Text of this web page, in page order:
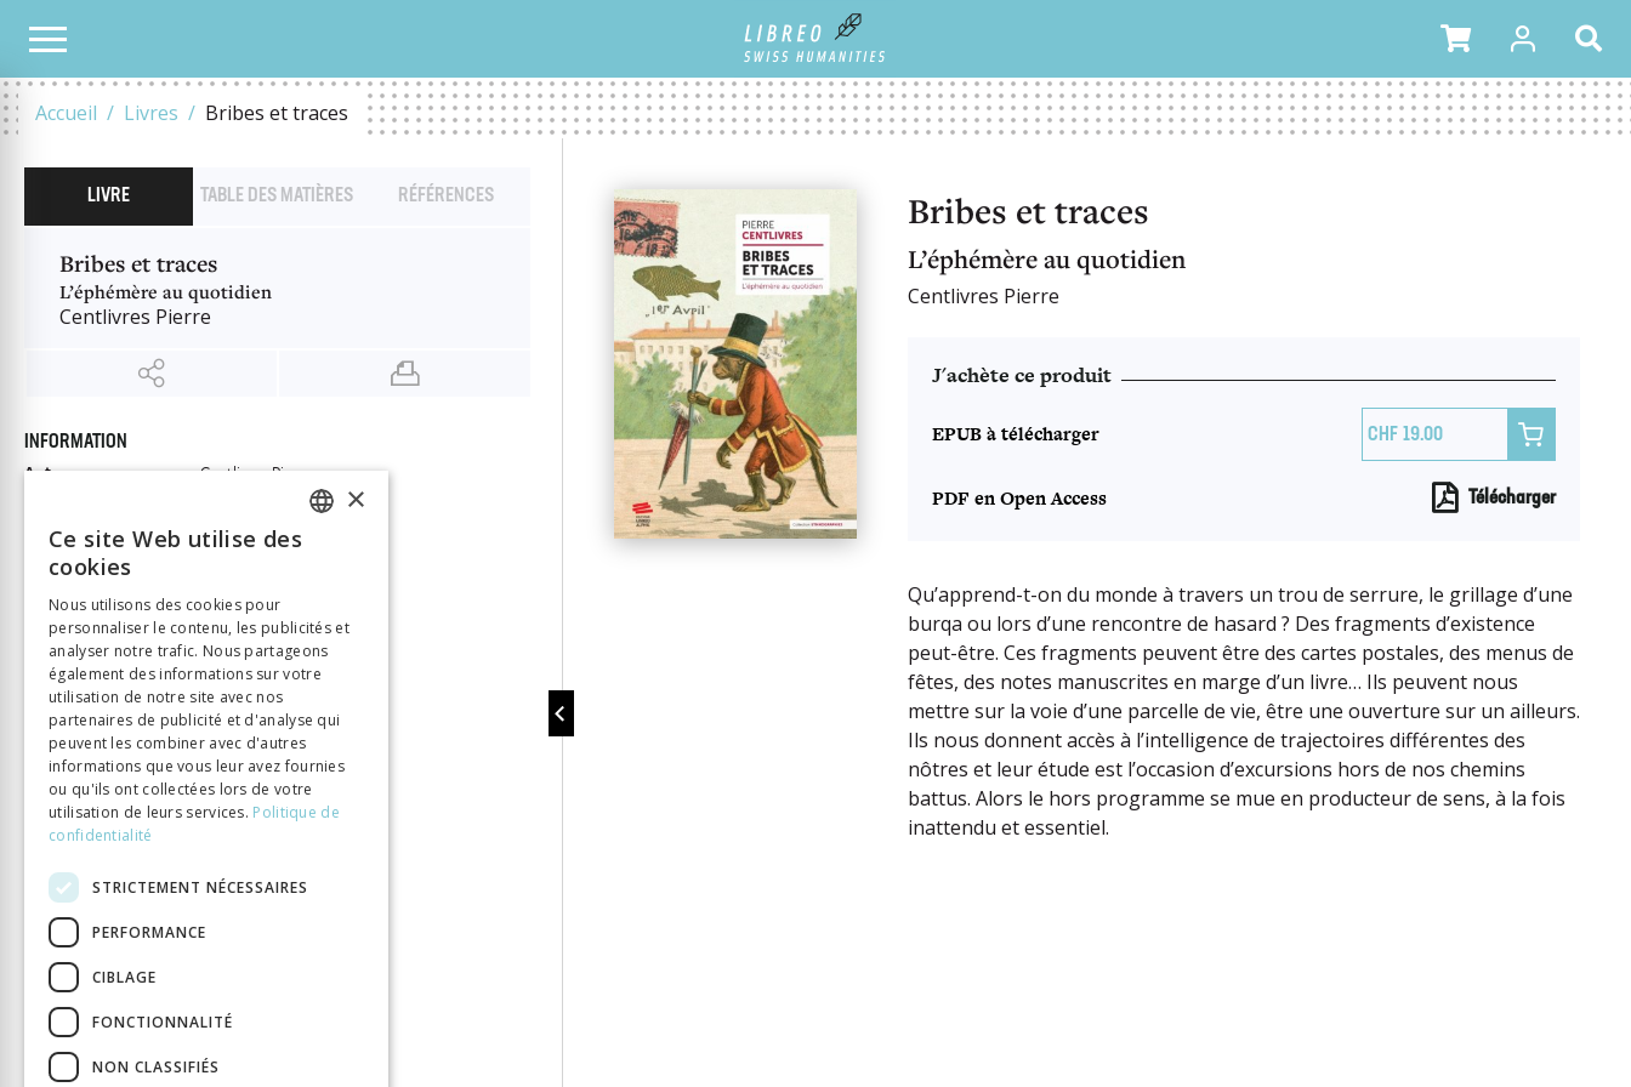
Accueil Livres Bribes et traces
NOTRE CATALOGUE
Bribes et traces
L’éphémère au quotidien
Centlivres Pierre
J'achète ce produit
EPUB à télécharger 19.00 
PDF en Open Access Télécharger
Qu’apprend-t-on du monde à travers un trou de serrure, le grillage d’une
burqa ou lors d’une rencontre de hasard ? Des fragments d’existence
peut-être. Ces fragments peuvent être des cartes postales, des menus de
fêtes, des notes manuscrites en marge d’un livre… Ils peuvent nous
mettre sur la voie d’une parcelle de vie, être une ouverture sur un ailleurs.
Ils nous donnent accès à l’intelligence de trajectoires différentes des
nôtres et leur étude est l’occasion d’excursions hors de nos chemins
battus. Alors le hors programme se mue en producteur de sens, à la fois
inattendu et essentiel.
LIVRE TABLE DES MATIÈRES RÉFÉRENCES
Bribes et traces
L’éphémère au quotidien
Centlivres Pierre
INFORMATION
Auteur
Centlivres Pierre
ISBN
9782889502707
Langue
Collection
Ethnographies
Nombre de pages
160
Parution
1 sept. 2024
Format
15,6x22,5
Type de livre
Monographie
DOI
10.33055/ALPHIL.00587
ITALIAN
×
Ce site Web utilise des
cookies
Nous utilisons des cookies pour
personnaliser le contenu, les publicités et
analyser notre trafic. Nous partageons
également des informations sur votre
utilisation de notre site avec nos
partenaires de publicité et d'analyse qui
peuvent les combiner avec d'autres
informations que vous leur avez fournies
ou qu'ils ont collectées lors de votre
utilisation de leurs services. Politique de
confidentialité
STRICTEMENT NÉCESSAIRES
PERFORMANCE
CIBLAGE
FONCTIONNALITÉ
NON CLASSIFIÉS